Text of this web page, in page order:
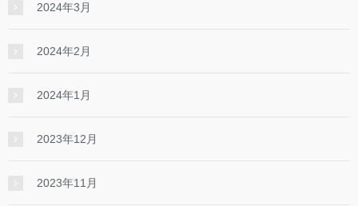
2024年3月
2024年2月
2024年1月
2023年12月
2023年11月